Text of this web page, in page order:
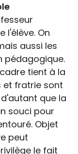
l'élève. On
aussi les
pédagogique.
tient à la
et fratrie sont
que la
souci pour
Objet
peut
le fait